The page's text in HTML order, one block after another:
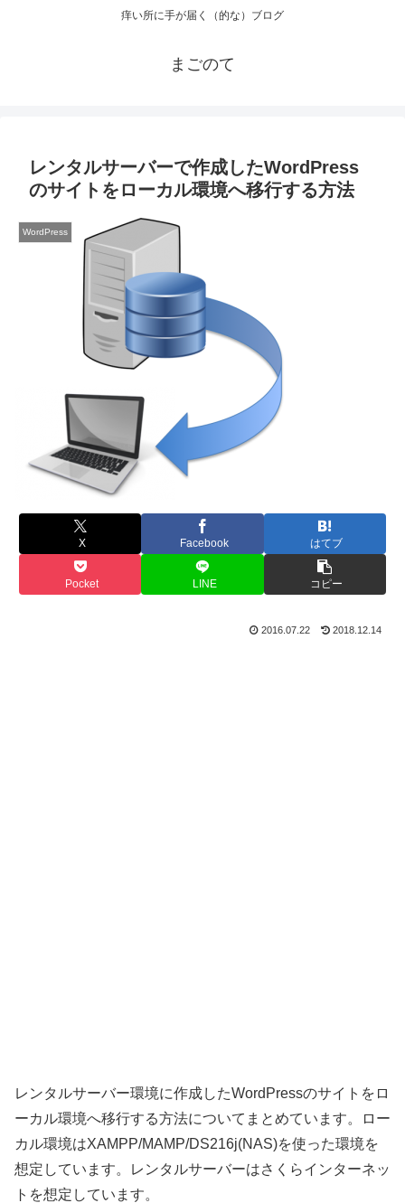
痒い所に手が届く（的な）ブログ
まごのて
レンタルサーバーで作成したWordPress
のサイトをローカル環境へ移行する方法
WordPress
X Facebook はてブ
Pocket LINE コピー
2016.07.22 2018.12.14
レンタルサーバー環境に作成したWordPressのサイトをロ
ーカル環境へ移行する方法についてまとめています。ロー
カル環境はXAMPP/MAMP/DS216j(NAS)を使った環境を
想定しています。レンタルサーバーはさくらインターネッ
トを想定しています。